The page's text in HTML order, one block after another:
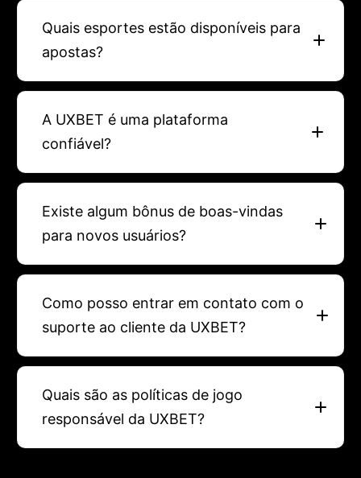
Quais esportes estão disponíveis para
apostas?
A UXBET é uma plataforma
confiável?
Existe algum bônus de boas-vindas
para novos usuários?
Como posso entrar em contato com o
suporte ao cliente da UXBET?
Quais são as políticas de jogo
responsável da UXBET?